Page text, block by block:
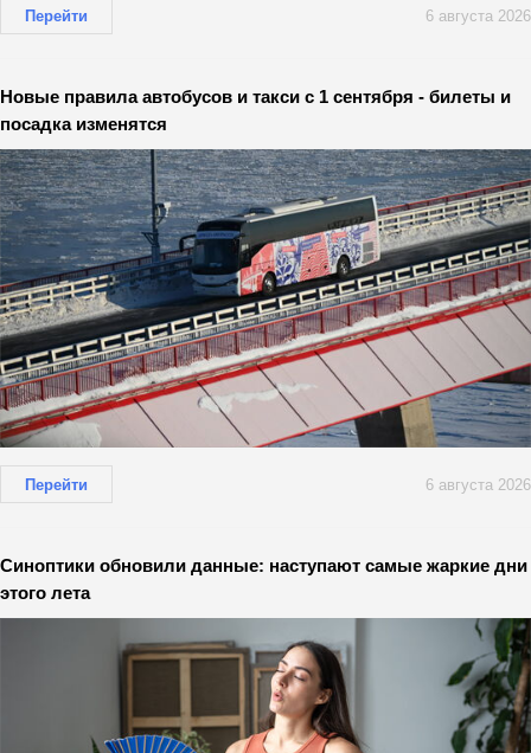
Перейти 6 августа 2026
Новые правила автобусов и такси с 1 сентября - билеты и
посадка изменятся
Перейти 6 августа 2026
Синоптики обновили данные: наступают самые жаркие дни
этого лета